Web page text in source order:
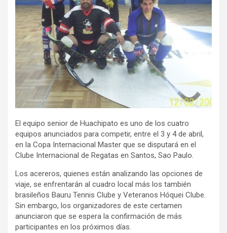
El equipo senior de Huachipato es uno de los cuatro
equipos anunciados para competir, entre el 3 y 4 de abril,
en la Copa Internacional Master que se disputará en el
Clube Internacional de Regatas en Santos, Sao Paulo.
Los acereros, quienes están analizando las opciones de
viaje, se enfrentarán al cuadro local más los también
brasileños Bauru Tennis Clube y Veteranos Hóquei Clube.
Sin embargo, los organizadores de este certamen
anunciaron que se espera la confirmación de más
participantes en los próximos días.